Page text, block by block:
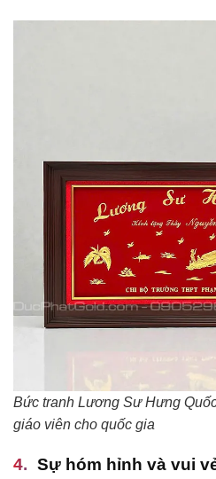
Bức tranh Lương Sư Hưng
giáo viên cho quốc gia
Sự hóm hỉnh và vui